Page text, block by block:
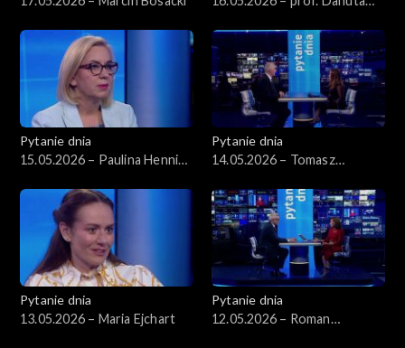
Pytanie dnia
15.05.2026 – Paulina Hennig-
Pytanie dnia
14.05.2026 – Tomasz
Pytanie dnia
13.05.2026 – Maria Ejchart
Pytanie dnia
12.05.2026 – Roman